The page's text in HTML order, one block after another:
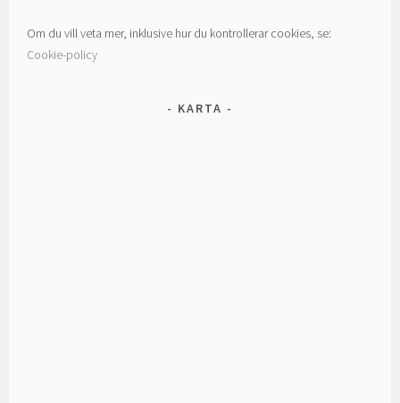
Om du vill veta mer, inklusive hur du kontrollerar cookies, se:
Cookie-policy
KARTA